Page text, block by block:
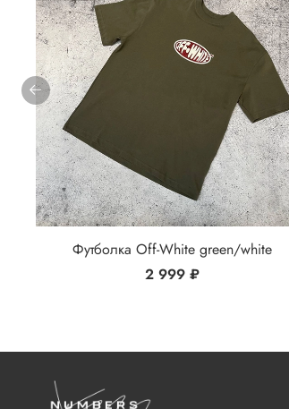
Футболка Off-White green/white
2 999 ₽